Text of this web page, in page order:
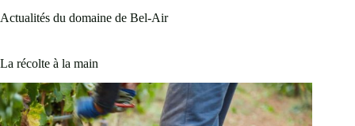
Actualités du domaine de Bel-Air
La récolte à la main